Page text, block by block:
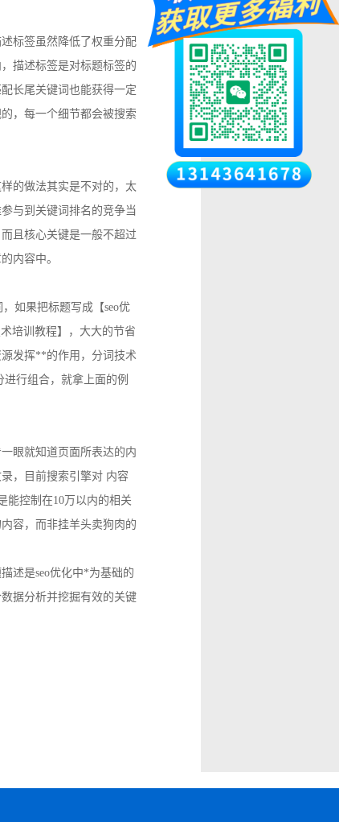
标签虽然降低了权重分配
描述标签是对标题标签的
长尾关键词也能获得一定
，每一个细节都会被搜索
的做法其实是不对的，太
与到关键词排名的竞争当
且核心关键是一般不超过
内容中。
如果把标题写成【seo优
培训教程】，大大的节省
发挥**的作用，分词技术
行组合，就拿上面的例
眼就知道页面所表达的内
，目前搜索引擎对 内容
能控制在10万以内的相关
容，而非挂羊头卖狗肉的
述是seo优化中*为基础的
据分析并挖掘有效的关键